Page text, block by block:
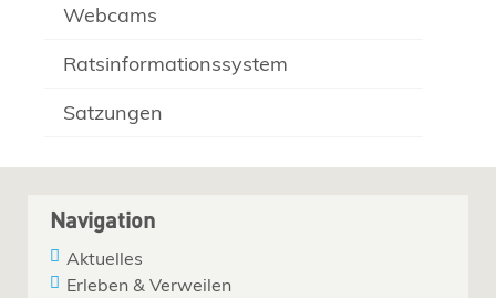
Webcams
Ratsinformationssystem
Satzungen
Navigation
Aktuelles
Erleben & Verweilen